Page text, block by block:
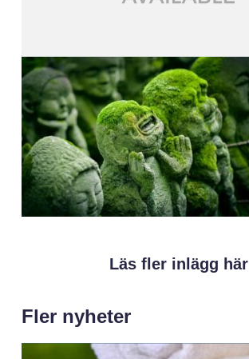
Läs fler inlägg här
Fler nyheter